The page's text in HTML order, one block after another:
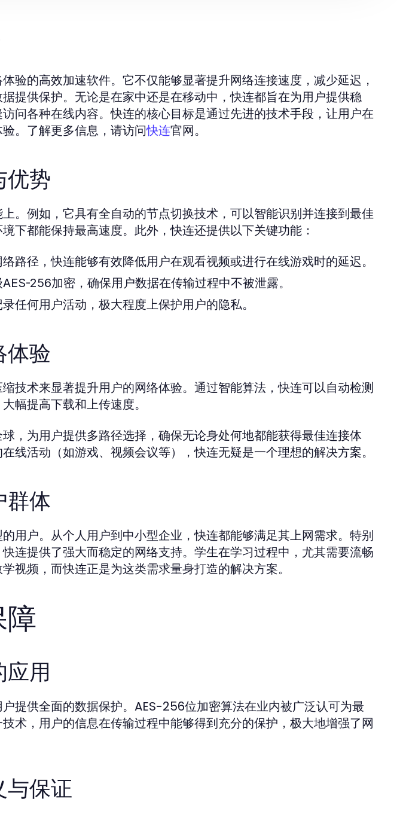
验的高效加速软件。它不仅能够显著提升网络连接速度，减少延迟，
提供保护。无论是在家中还是在移动中，快连都旨在为用户提供稳
问各种在线内容。快连的核心目标是通过先进的技术手段，让用户在
。了解更多信息，请访问快连官网。
优势
。例如，它具有全自动的节点切换技术，可以智能识别并连接到最佳
下都能保持最高速度。此外，快连还提供以下关键功能：
路径，快连能够有效降低用户在观看视频或进行在线游戏时的延迟。
256加密，确保用户数据在传输过程中不被泄露。
任何用户活动，极大程度上保护用户的隐私。
体验
技术来显著提升用户的网络体验。通过智能算法，快连可以自动检测
幅提高下载和上传速度。
，为用户提供多路径选择，确保无论身处何地都能获得最佳连接体
线活动（如游戏、视频会议等），快连无疑是一个理想的解决方案。
群体
用户。从个人用户到中小型企业，快连都能够满足其上网需求。特别
连提供了强大而稳定的网络支持。学生在学习过程中，尤其需要流畅
视频，而快连正是为这类需求量身打造的解决方案。
用
提供全面的数据保护。AES-256位加密算法在业内被广泛认可为最
术，用户的信息在传输过程中能够得到充分的保护，极大地增强了网
与保证